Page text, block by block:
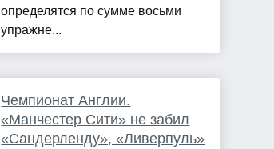
определятся по сумме восьми
упражне...
Чемпионат Англии.
«Манчестер Сити» не забил
«Сандерленду», «Ливерпуль»